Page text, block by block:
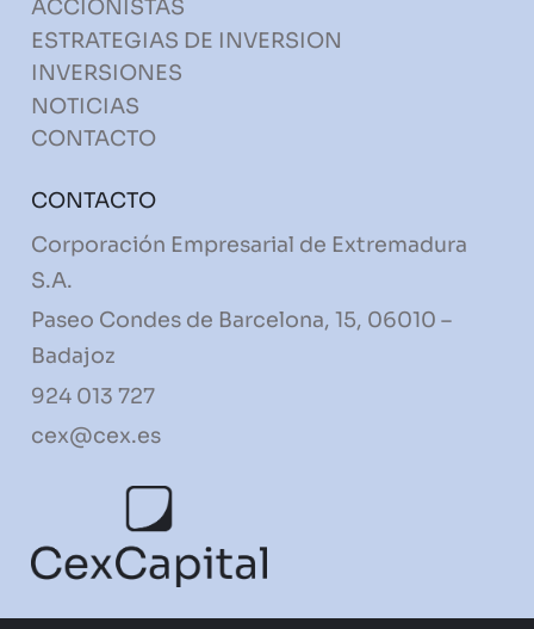
ACCIONISTAS
ESTRATEGIAS DE INVERSION
INVERSIONES
NOTICIAS
CONTACTO
CONTACTO
Corporación Empresarial de Extremadura
S.A.
Paseo Condes de Barcelona, 15, 06010 –
Badajoz
924 013 727
cex@cex.es